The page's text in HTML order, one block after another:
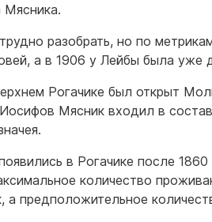
Мясника.
разобрать, но по
а в 1906 у Лейбы была уже
Рогачике был открыт
Мясник входил в
в Рогачике после
количество
а предположительное